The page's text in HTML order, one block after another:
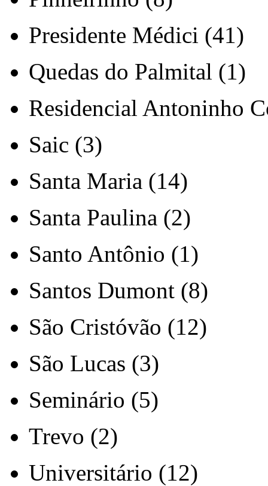
Presidente Médici (41)
Quedas do Palmital (1)
Residencial Antoninho
Saic (3)
Santa Maria (14)
Santa Paulina (2)
Santo Antônio (1)
Santos Dumont (8)
São Cristóvão (12)
São Lucas (3)
Seminário (5)
Trevo (2)
Universitário (12)